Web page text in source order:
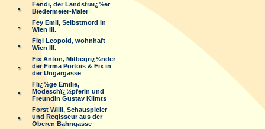
Fendi, der Landstraï¿½er
Biedermeier-Maler
Fey Emil, Selbstmord in
Wien III.
Figl Leopold, wohnhaft
Wien III.
Fix Anton, Mitbegrï¿½nder
der Firma Portois & Fix in
der Ungargasse
Flï¿½ge Emilie,
Modeschï¿½pferin und
Freundin Gustav Klimts
Forst Willi, Schauspieler
und Regisseur aus der
Oberen Bahngasse